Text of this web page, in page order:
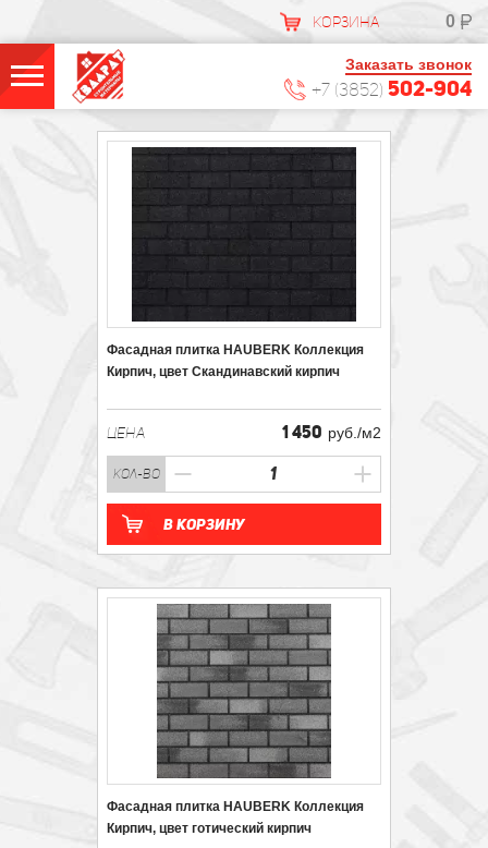
КОРЗИНА 0
Заказать звонок
+7 (3852) 502-904
Фасадная плитка HAUBERK Коллекция
Кирпич, цвет Скандинавский кирпич
ЦЕНА 1 450 руб./м2
кол-во
В корзину
Фасадная плитка HAUBERK Коллекция
Кирпич, цвет готический кирпич